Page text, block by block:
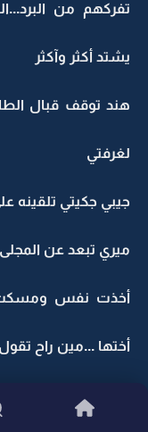
تفركهم من
يشتد أكثر وآكثر
هند توقف قبال
لغرفتي
جيبي جكيتي تلقينه
ميري تبعد عن المجلى
أخذت نفس ومسكت
أختها ...مين راح